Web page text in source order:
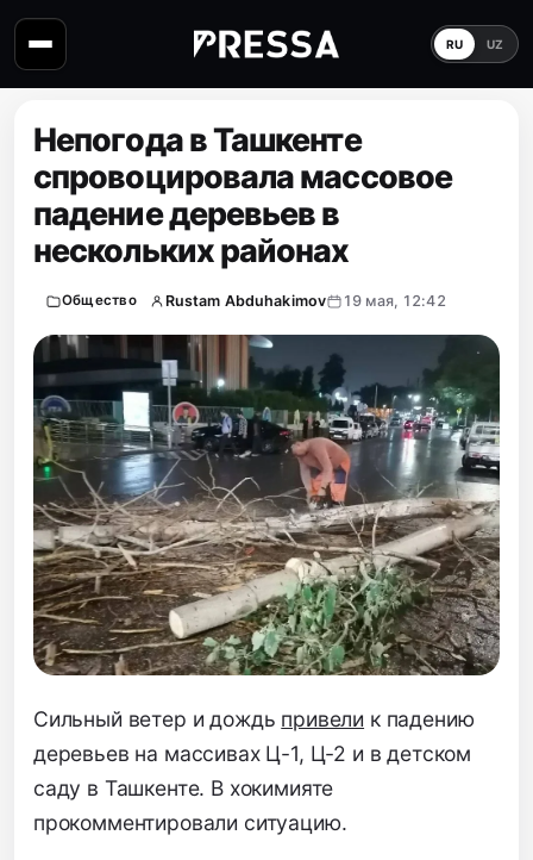
RU UZ
Непогода в Ташкенте
спровоцировала массовое
падение деревьев в
нескольких районах
Общество Rustam Abduhakimov 19 мая, 12:42
Сильный ветер и дождь привели к падению
деревьев на массивах Ц-1, Ц-2 и в детском
саду в Ташкенте. В хокимияте
прокомментировали ситуацию.